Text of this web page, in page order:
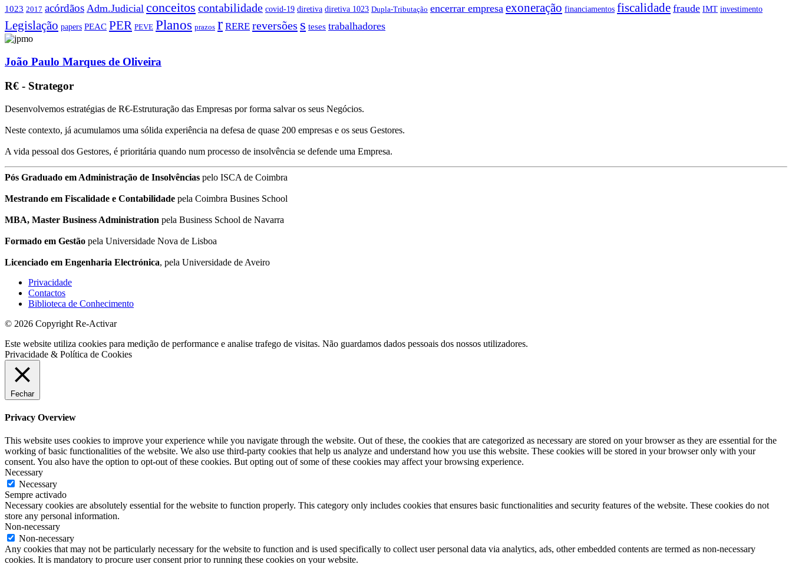
1023 2017 acórdãos Adm.Judicial conceitos contabilidade covid-19 diretiva diretiva 1023 Dupla-Tributação encerrar empresa exoneração financiamentos fiscalidade fraude IMT investimento
Legislação papers PEAC PER PEVE Planos prazos r RERE reversões s teses trabalhadores
João Paulo Marques de Oliveira
R€ - Strategor
Desenvolvemos estratégias de R€-Estruturação das Empresas por forma salvar os seus Negócios.
Neste contexto, já acumulamos uma sólida experiência na defesa de quase 200 empresas e os seus Gestores.
A vida pessoal dos Gestores, é prioritária quando num processo de insolvência se defende uma Empresa.
Pós Graduado em Administração de Insolvências pelo ISCA de Coimbra
Mestrando em Fiscalidade e Contabilidade pela Coimbra Busines School
MBA, Master Business Administration pela Business School de Navarra
Formado em Gestão pela Universidade Nova de Lisboa
Licenciado em Engenharia Electrónica, pela Universidade de Aveiro
Privacidade
Contactos
Biblioteca de Conhecimento
© 2026 Copyright Re-Activar
Este website utiliza cookies para medição de performance e analise trafego de visitas. Não guardamos dados pessoais dos nossos utilizadores.
Privacidade & Política de Cookies
Fechar
Privacy Overview
This website uses cookies to improve your experience while you navigate through the website. Out of these, the cookies that are categorized as necessary are stored on your browser as they are essential for the
working of basic functionalities of the website. We also use third-party cookies that help us analyze and understand how you use this website. These cookies will be stored in your browser only with your
consent. You also have the option to opt-out of these cookies. But opting out of some of these cookies may affect your browsing experience.
Necessary
Necessary
Sempre activado
Necessary cookies are absolutely essential for the website to function properly. This category only includes cookies that ensures basic functionalities and security features of the website. These cookies do not
store any personal information.
Non-necessary
Non-necessary
Any cookies that may not be particularly necessary for the website to function and is used specifically to collect user personal data via analytics, ads, other embedded contents are termed as non-necessary
cookies. It is mandatory to procure user consent prior to running these cookies on your website.